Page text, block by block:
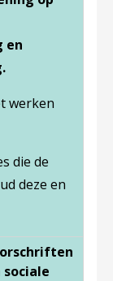
en
werken
die de
deze en